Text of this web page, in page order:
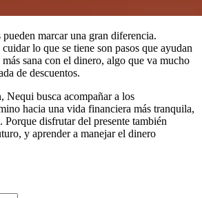
pueden marcar una gran diferencia.
lo que se tiene son pasos que ayudan
sana con el dinero, algo que va mucho
de descuentos.
Nequi busca acompañar a los
hacia una vida financiera más tranquila,
Porque disfrutar del presente también
y aprender a manejar el dinero